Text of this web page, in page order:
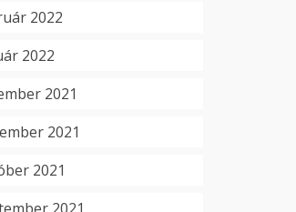
2022
2022
2021
2021
2021